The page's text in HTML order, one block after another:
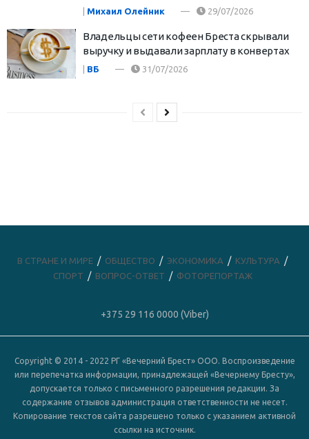
Михаил Олейник 29/07/2026
Владельцы сети кофеен Бреста скрывали
выручку и выдавали зарплату в конвертах
ВБ 31/07/2026
В СТРАНЕ И МИРЕ ОБЩЕСТВО ЭКОНОМИКА
КУЛЬТУРА
СПОРТ
ВОПРОС-ОТВЕТ ФОТОРЕПОРТАЖ
+375 29 116 0000 (Viber)
Copyright © 2014 - 2022 РГ «Вечерний Брест» ООО. Воспроизведение
или перепечатка информации, принадлежащей «Вечернему Бресту»,
допускается только с письменного разрешения редакции. За
содержание отзывов администрация ответственности не несет.
Копирование текстов сайта разрешено только с указанием активной
ссылки на источник.